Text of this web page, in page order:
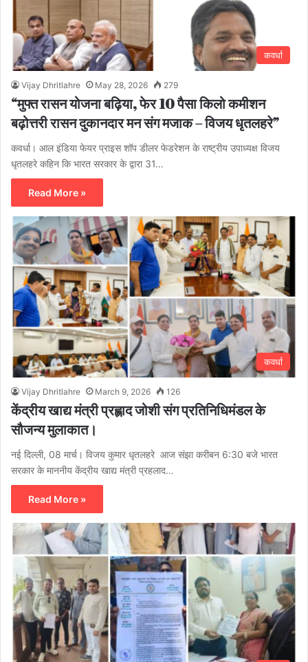
कवर्धा
Vijay Dhritlahre May 28, 2026 279
“मुफ्त रासन योजना बढ़िया, फेर 10 पैसा किलो कमीशन
बढ़ोत्तरी रासन दुकानदार मन संग मजाक – विजय धृतलहरे”
कवर्धा। आल इंडिया फेयर प्राइस शॉप डीलर फेडरेशन के राष्ट्रीय उपाध्यक्ष विजय
धृतलहरे कहिन कि भारत सरकार के द्वारा 31…
Read More »
कवर्धा
Vijay Dhritlahre March 9, 2026 126
केंद्रीय खाद्य मंत्री प्रह्लाद जोशी संग प्रतिनिधिमंडल के
सौजन्य मुलाकात।
नई दिल्ली, 08 मार्च। विजय कुमार धृतलहरे आज संझा करीबन 6:30 बजे भारत
सरकार के माननीय केंद्रीय खाद्य मंत्री प्रहलाद…
Read More »